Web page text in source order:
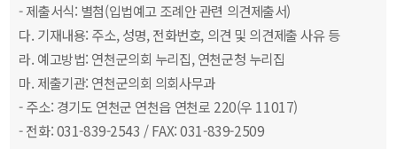
- 제출서식: 별첨(입법예고 조례안 관련 의견제출서)
다. 기재내용: 주소, 성명, 전화번호, 의견 및 의견제출 사유 등
라. 예고방법: 연천군의회 누리집, 연천군청 누리집
마. 제출기관: 연천군의회 의회사무과
- 주소: 경기도 연천군 연천읍 연천로 220(우 11017)
- 전화: 031-839-2543 / FAX: 031-839-2509